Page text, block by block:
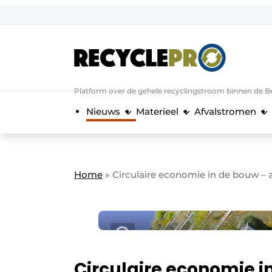
Algemene voorwaarden
Contact
Podcasts
RecyclePro | Vakblad over de
Platform over de gehele recyclingstroom binnen de
Nieuws Materieel Afvalstromen
Home » Circulaire economie in de bouw –